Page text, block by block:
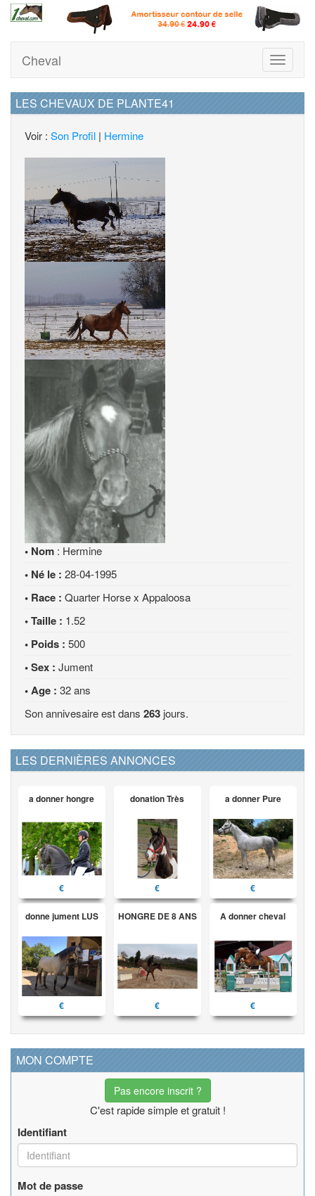
Toggle
Cheval
LES CHEVAUX DE PLANTE41
Voir : Son Profil | Hermine
• Nom : Hermine
• Né le : 28-04-1995
• Race : Quarter Horse x Appaloosa
• Taille : 1.52
• Poids : 500
• Sex : Jument
• Age : 32 ans
Son annivesaire est dans 263 jours.
LES DERNIÈRES ANNONCES
a donner hongre
€
donation Très
€
a donner Pure
€
donne jument LUS
€
HONGRE DE 8 ANS
€
A donner cheval
€
MON COMPTE
Pas encore inscrit ?
C'est rapide simple et gratuit !
Identifiant
Mot de passe